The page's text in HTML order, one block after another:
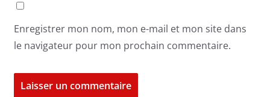
Enregistrer mon nom, mon e-mail et mon site dans
le navigateur pour mon prochain commentaire.